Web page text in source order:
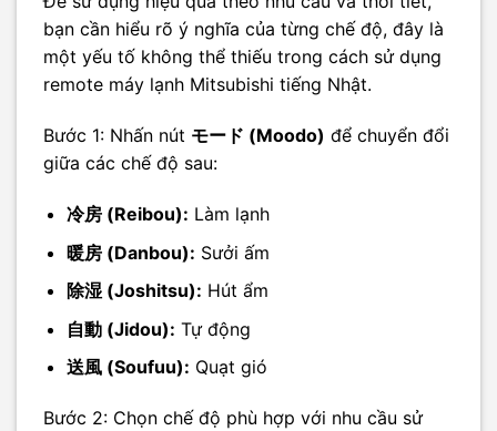
bạn cần hiểu rõ ý nghĩa của từng chế độ, đây là
một yếu tố không thể thiếu trong cách sử dụng
remote máy lạnh Mitsubishi tiếng Nhật.
Bước 1: Nhấn nút モード (Moodo) để chuyển đổi
giữa các chế độ sau:
冷房 (Reibou): Làm lạnh
暖房 (Danbou): Sưởi ấm
除湿 (Joshitsu): Hút ẩm
自動 (Jidou): Tự động
送風 (Soufuu): Quạt gió
Bước 2: Chọn chế độ phù hợp với nhu cầu sử